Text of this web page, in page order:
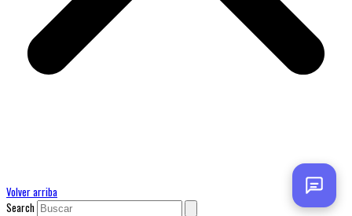
Volver arriba
Search